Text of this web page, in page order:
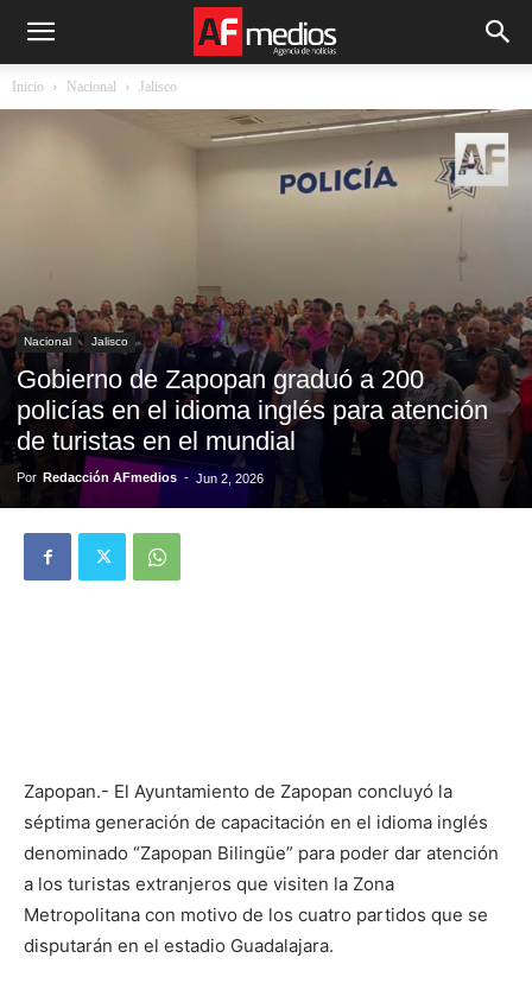
Inicio Nacional Jalisco
Nacional Jalisco
Gobierno de Zapopan graduó a 200
policías en el idioma inglés para atención
de turistas en el mundial
Por Redacción AFmedios - Jun 2, 2026
Zapopan.- El Ayuntamiento de Zapopan concluyó la
séptima generación de capacitación en el idioma inglés
denominado “Zapopan Bilingüe” para poder dar atención
a los turistas extranjeros que visiten la Zona
Metropolitana con motivo de los cuatro partidos que se
disputarán en el estadio Guadalajara.